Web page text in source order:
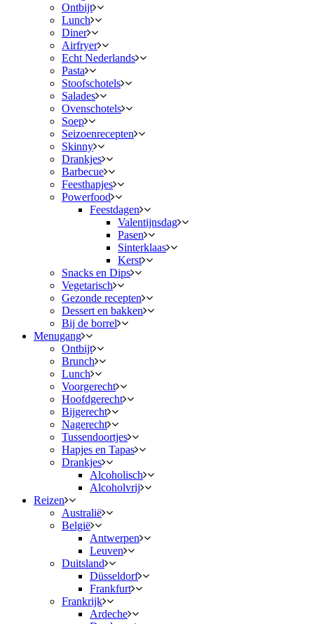
Ontbijt
Lunch
Diner
Airfryer
Echt Nederlands
Pasta
Stoofschotels
Salades
Ovenschotels
Soep
Seizoenrecepten
Skinny
Drankjes
Barbecue
Feesthapjes
Powerfood
Feestdagen
Valentijnsdag
Pasen
Sinterklaas
Kerst
Snacks en Dips
Vegetarisch
Gezonde recepten
Dessert en bakken
Bij de borrel
Menugang
Ontbijt
Brunch
Lunch
Voorgerecht
Hoofdgerecht
Bijgerecht
Nagerecht
Tussendoortjes
Hapjes en Tapas
Drankjes
Alcoholisch
Alcoholvrij
Reizen
Australië
België
Antwerpen
Leuven
Duitsland
Düsseldorf
Frankfurt
Frankrijk
Ardeche